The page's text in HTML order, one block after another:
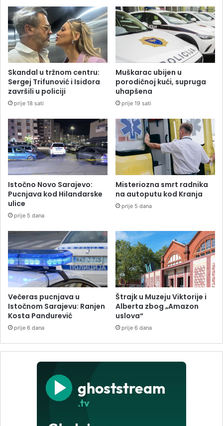
Skandal u tržnom centru:
Sergej Trifunović i Isidora
završili u policiji
prije 18 sati
Muškarac ubijen u
porodičnoj kući, supruga
uhapšena
prije 19 sati
Istočno Novo Sarajevo:
Pucnjava kod Hilandarske
ulice
prije 5 dana
Misteriozna smrt radnika
na autoputu kod Kranja
prije 5 dana
Večeras pucnjava u
Istočnom Sarajevu: Ranjen
Kosta Pandurević
prije 6 dana
Štrajk u Muzeju Viktorije i
Alberta zbog „Amazon
uslova“
prije 6 dana